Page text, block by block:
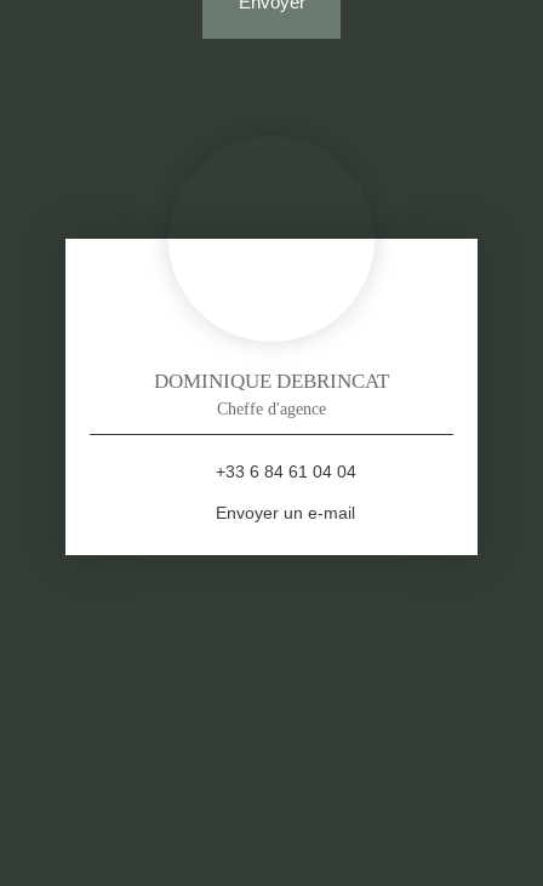
DOMINIQUE DEBRINCAT
Cheffe d'agence
+33 6 84 61 04 04
Envoyer un e-mail